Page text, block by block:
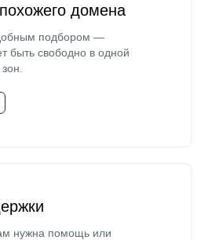
домена
подбором —
быть свободно в одной
нужна помощь или